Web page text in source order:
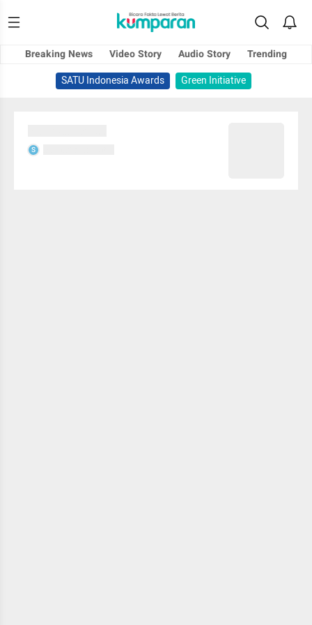
Breaking News Video Story Audio Story
Trending
SATU Indonesia Awards
Green Initiative
S